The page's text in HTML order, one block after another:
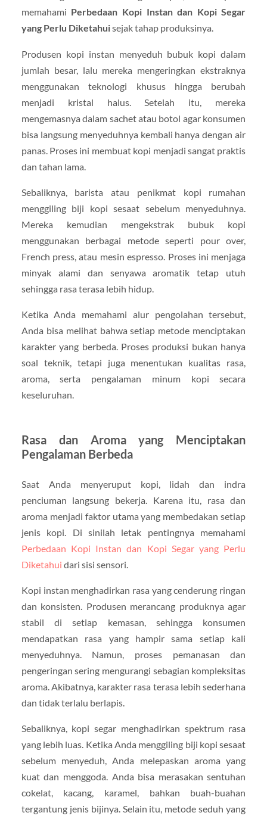
memahami Perbedaan Kopi Instan dan Kopi Segar
yang Perlu Diketahuisejak tahap produksinya.
Produsen kopi instan menyeduh bubuk kopi dalam
jumlah besar, lalu mereka mengeringkan ekstraknya
menggunakan teknologi khusus hingga berubah
menjadi kristal halus. Setelah itu, mereka
mengemasnya dalam sachet atau botol agar konsumen
bisa langsung menyeduhnya kembali hanya dengan air
panas. Proses ini membuat kopi menjadi sangat praktis
dan tahan lama.
Sebaliknya, barista atau penikmat kopi rumahan
menggiling biji kopi sesaat sebelum menyeduhnya.
Mereka kemudian mengekstrak bubuk kopi
menggunakan berbagai metode seperti pour over,
French press, atau mesin espresso. Proses ini menjaga
minyak alami dan senyawa aromatik tetap utuh
sehingga rasa terasa lebih hidup.
Ketika Anda memahami alur pengolahan tersebut,
Anda bisa melihat bahwa setiap metode menciptakan
karakter yang berbeda. Proses produksi bukan hanya
soal teknik, tetapi juga menentukan kualitas rasa,
aroma, serta pengalaman minum kopi secara
keseluruhan.
Rasa dan Aroma yang Menciptakan
Pengalaman Berbeda
Saat Anda menyeruput kopi, lidah dan indra
penciuman langsung bekerja. Karena itu, rasa dan
aroma menjadi faktor utama yang membedakan setiap
jenis kopi. Di sinilah letak pentingnya memahami
Perbedaan Kopi Instan dan Kopi Segar yang Perlu
Diketahui dari sisi sensori.
Kopi instan menghadirkan rasa yang cenderung ringan
dan konsisten. Produsen merancang produknya agar
stabil di setiap kemasan, sehingga konsumen
mendapatkan rasa yang hampir sama setiap kali
menyeduhnya. Namun, proses pemanasan dan
pengeringan sering mengurangi sebagian kompleksitas
aroma. Akibatnya, karakter rasa terasa lebih sederhana
dan tidak terlalu berlapis.
Sebaliknya, kopi segar menghadirkan spektrum rasa
yang lebih luas. Ketika Anda menggiling biji kopi sesaat
sebelum menyeduh, Anda melepaskan aroma yang
kuat dan menggoda. Anda bisa merasakan sentuhan
cokelat, kacang, karamel, bahkan buah-buahan
tergantung jenis bijinya. Selain itu, metode seduh yang